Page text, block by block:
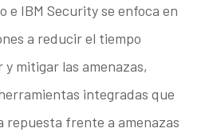
e IBM Security se enfoca en
a reducir el tiempo
mitigar las amenazas,
integradas que
frente a amenazas